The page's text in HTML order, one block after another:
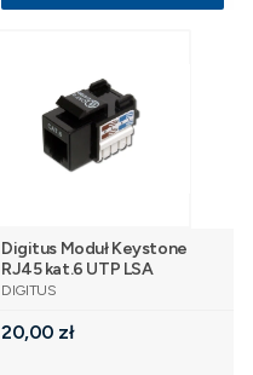
Digitus Moduł Keystone
RJ45 kat.6 UTP LSA
PRODUCENT
DIGITUS
Cena
20,00 zł